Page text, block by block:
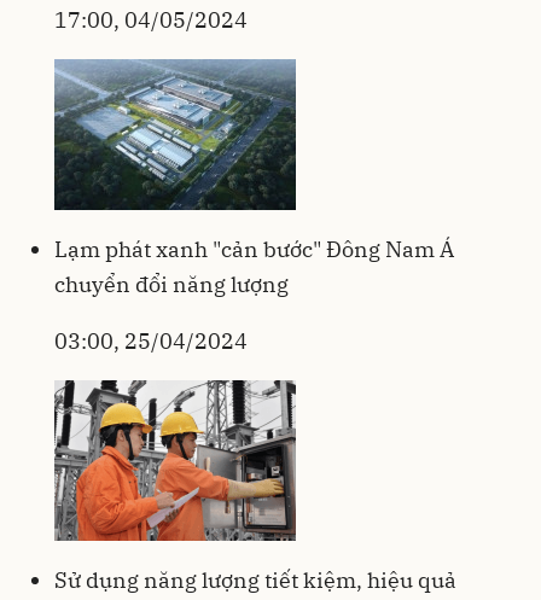
17:00, 04/05/2024
Lạm phát xanh "cản bước" Đông Nam Á
chuyển đổi năng lượng
03:00, 25/04/2024
Sử dụng năng lượng tiết kiệm, hiệu quả